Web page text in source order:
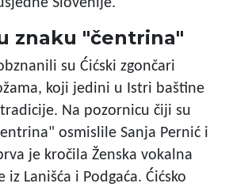
Slovenije.
znaku "čentrina"
su Ćićski zgončari
koji jedini u Istri baštine
Na pozornicu čiji su
osmislile Sanja Pernić i
je kročila Ženska vokalna
Lanišća i Podgaća. Ćićsko